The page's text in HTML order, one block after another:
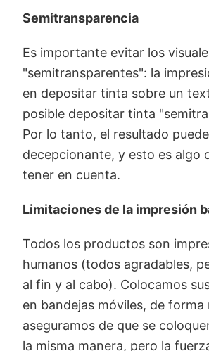
Semitransparencia
Es importante evitar los
"semitransparentes": la
en depositar tinta sobre un
posible depositar tinta
Por lo tanto, el resultado
decepcionante, y esto es algo
tener en cuenta.
Limitaciones de la impresión
Todos los productos son
humanos (todos agradables,
al fin y al cabo). Colocamos
en bandejas móviles, de forma
aseguramos de que se
la misma manera, pero la